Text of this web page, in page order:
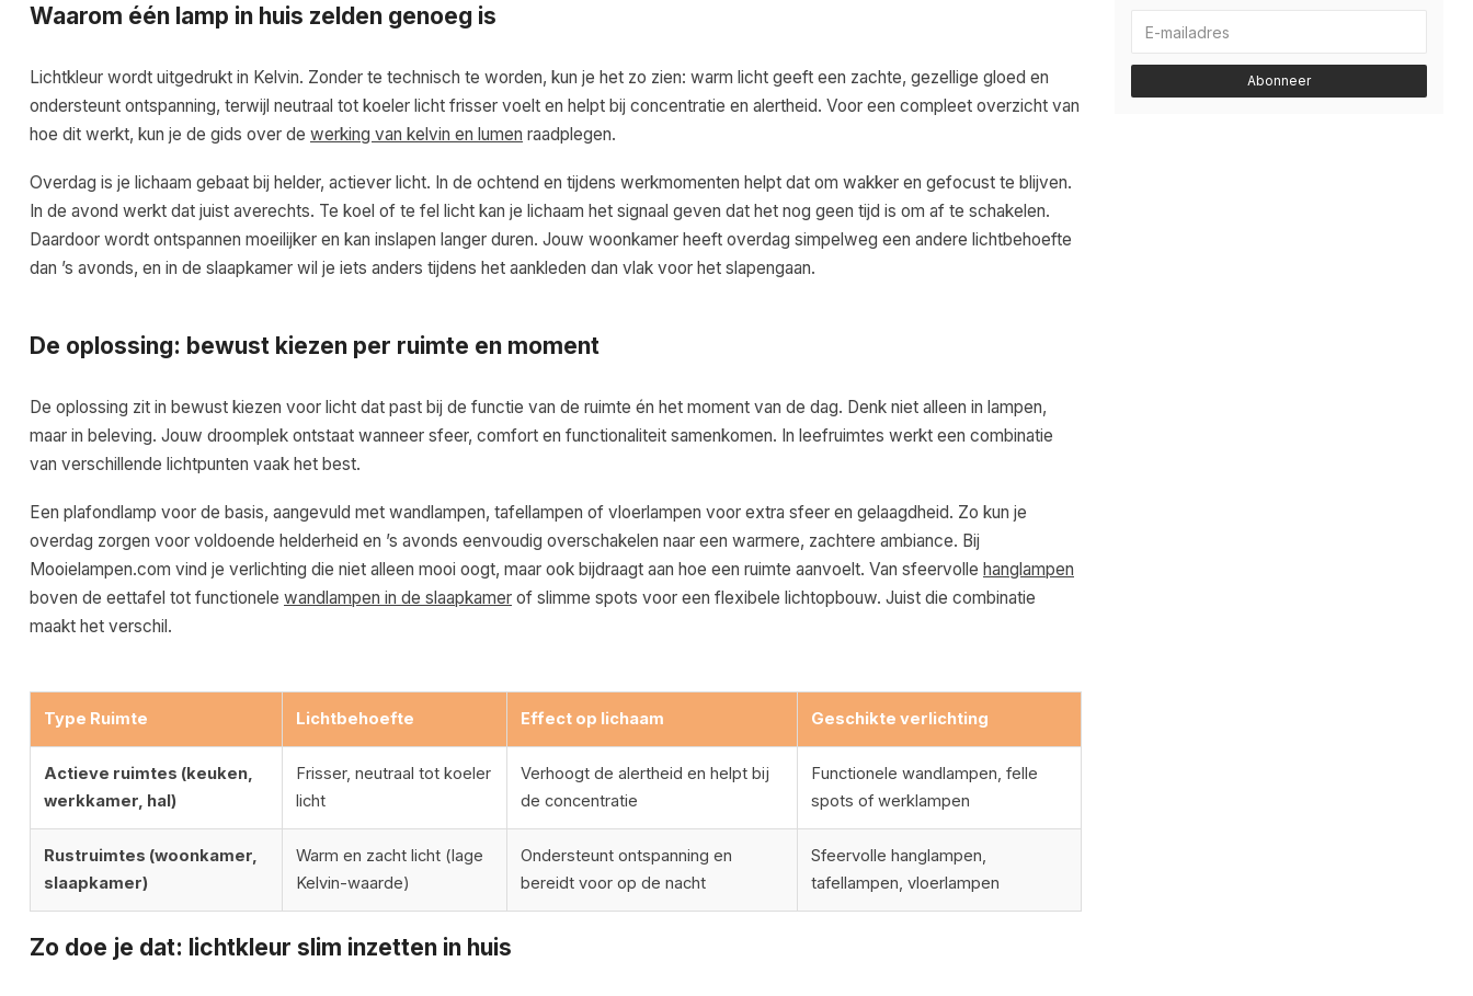
Waarom één lamp in huis zelden genoeg is
Lichtkleur wordt uitgedrukt in Kelvin. Zonder te technisch te worden, kun je het zo zien: warm licht geeft een zachte, gezellige gloed en
ondersteunt ontspanning, terwijl neutraal tot koeler licht frisser voelt en helpt bij concentratie en alertheid. Voor een compleet overzicht van
hoe dit werkt, kun je de gids over de werking van kelvin en lumen raadplegen.
Overdag is je lichaam gebaat bij helder, actiever licht. In de ochtend en tijdens werkmomenten helpt dat om wakker en gefocust te blijven.
In de avond werkt dat juist averechts. Te koel of te fel licht kan je lichaam het signaal geven dat het nog geen tijd is om af te schakelen.
Daardoor wordt ontspannen moeilijker en kan inslapen langer duren. Jouw woonkamer heeft overdag simpelweg een andere lichtbehoefte
dan ’s avonds, en in de slaapkamer wil je iets anders tijdens het aankleden dan vlak voor het slapengaan.
De oplossing: bewust kiezen per ruimte en moment
De oplossing zit in bewust kiezen voor licht dat past bij de functie van de ruimte én het moment van de dag. Denk niet alleen in lampen,
maar in beleving. Jouw droomplek ontstaat wanneer sfeer, comfort en functionaliteit samenkomen. In leefruimtes werkt een combinatie
van verschillende lichtpunten vaak het best.
Een plafondlamp voor de basis, aangevuld met wandlampen, tafellampen of vloerlampen voor extra sfeer en gelaagdheid. Zo kun je
overdag zorgen voor voldoende helderheid en ’s avonds eenvoudig overschakelen naar een warmere, zachtere ambiance. Bij
Mooielampen.com vind je verlichting die niet alleen mooi oogt, maar ook bijdraagt aan hoe een ruimte aanvoelt. Van sfeervolle hanglampen
boven de eettafel tot functionele wandlampen in de slaapkamer of slimme spots voor een flexibele lichtopbouw. Juist die combinatie
maakt het verschil.
Type Ruimte Lichtbehoefte Effect op lichaam Geschikte verlichting
Actieve ruimtes (keuken,
werkkamer, hal)
Frisser, neutraal tot koeler
licht
Verhoogt de alertheid en helpt bij
de concentratie
Functionele wandlampen, felle
spots of werklampen
Rustruimtes (woonkamer,
slaapkamer)
Warm en zacht licht (lage
Kelvin-waarde)
Ondersteunt ontspanning en
bereidt voor op de nacht
Sfeervolle hanglampen,
tafellampen, vloerlampen
Zo doe je dat: lichtkleur slim inzetten in huis
Abonneer